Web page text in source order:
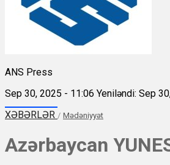
ANS Press
Sep 30, 2025 - 11:06 Yeniləndi: Sep
XƏBƏRLƏR / Mədəniyyət
Azərbaycan